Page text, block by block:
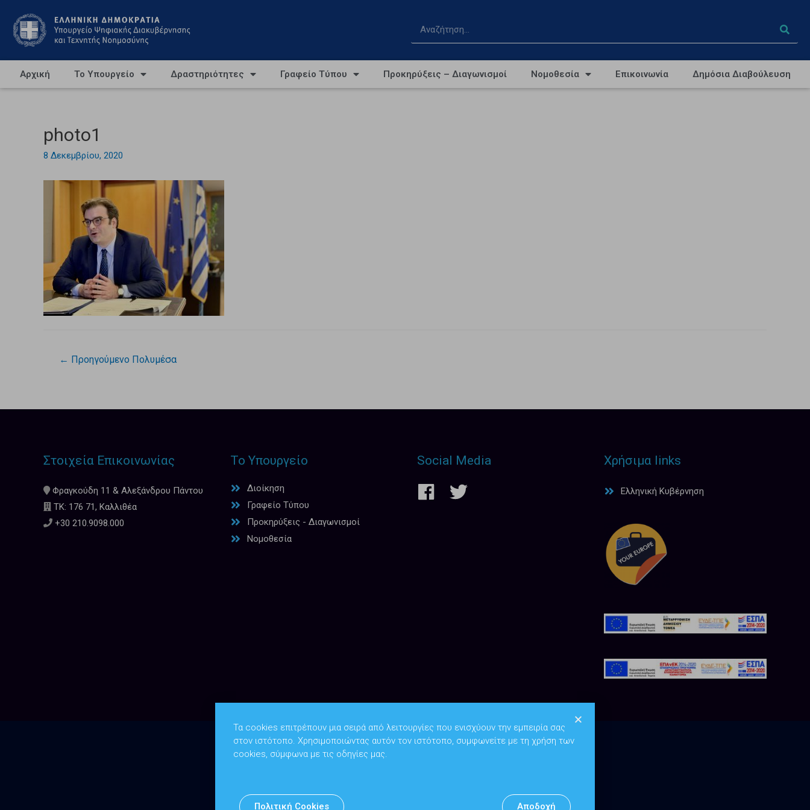
Αρχική Το Υπουργείο Δραστηριότητες Γραφείο Τύπου Προκηρύξεις – Διαγωνισμοί Νομοθεσία Επικοινωνία Δημόσια Διαβούλευση
photo1
8 Δεκεμβρίου, 2020
← Προηγούμενο Πολυμέσα
Στοιχεία Επικοινωνίας
Φραγκούδη 11 & Αλεξάνδρου Πάντου
ΤΚ: 176 71, Καλλιθέα
+30 210.9098.000
Το Υπουργείο
Διοίκηση
Γραφείο Τύπου
Προκηρύξεις - Διαγωνισμοί
Νομοθεσία
Social Media Χρήσιμα links
Ελληνική Κυβέρνηση
Copyright © 2026Υπουργείο Ψηφιακής Διακυβέρνησης
Τα cookies επιτρέπουν μια σειρά από λειτουργίες που ενισχύουν την εμπειρία σας
στον ιστότοπο. Χρησιμοποιώντας αυτόν τον ιστότοπο, συμφωνείτε με τη χρήση των
cookies, σύμφωνα με τις οδηγίες μας.
Πολιτική Cookies Αποδοχή